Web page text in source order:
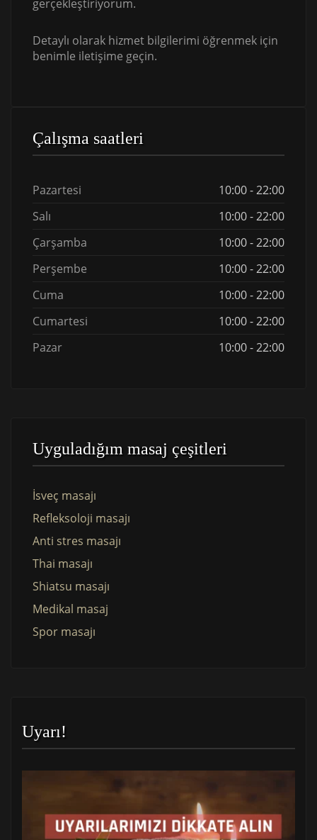
gerçekleştiriyorum.
Detaylı olarak hizmet bilgilerimi öğrenmek için
benimle iletişime geçin.
Çalışma saatleri
Pazartesi
10:00 - 22:00
Salı
10:00 - 22:00
Çarşamba
10:00 - 22:00
Perşembe
10:00 - 22:00
Cuma
10:00 - 22:00
Cumartesi
10:00 - 22:00
Pazar
10:00 - 22:00
Uyguladığım masaj çeşitleri
İsveç masajı
Refleksoloji masajı
Anti stres masajı
Thai masajı
Shiatsu masajı
Medikal masaj
Spor masajı
Uyarı!